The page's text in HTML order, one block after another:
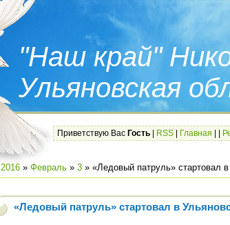
"Наш край"
Ульяновская
Приветствую Вас Гость RSS Главная
2016 » Февраль » 3 » «Ледовый патруль» стартовал
«Ледовый патруль» стартовал в